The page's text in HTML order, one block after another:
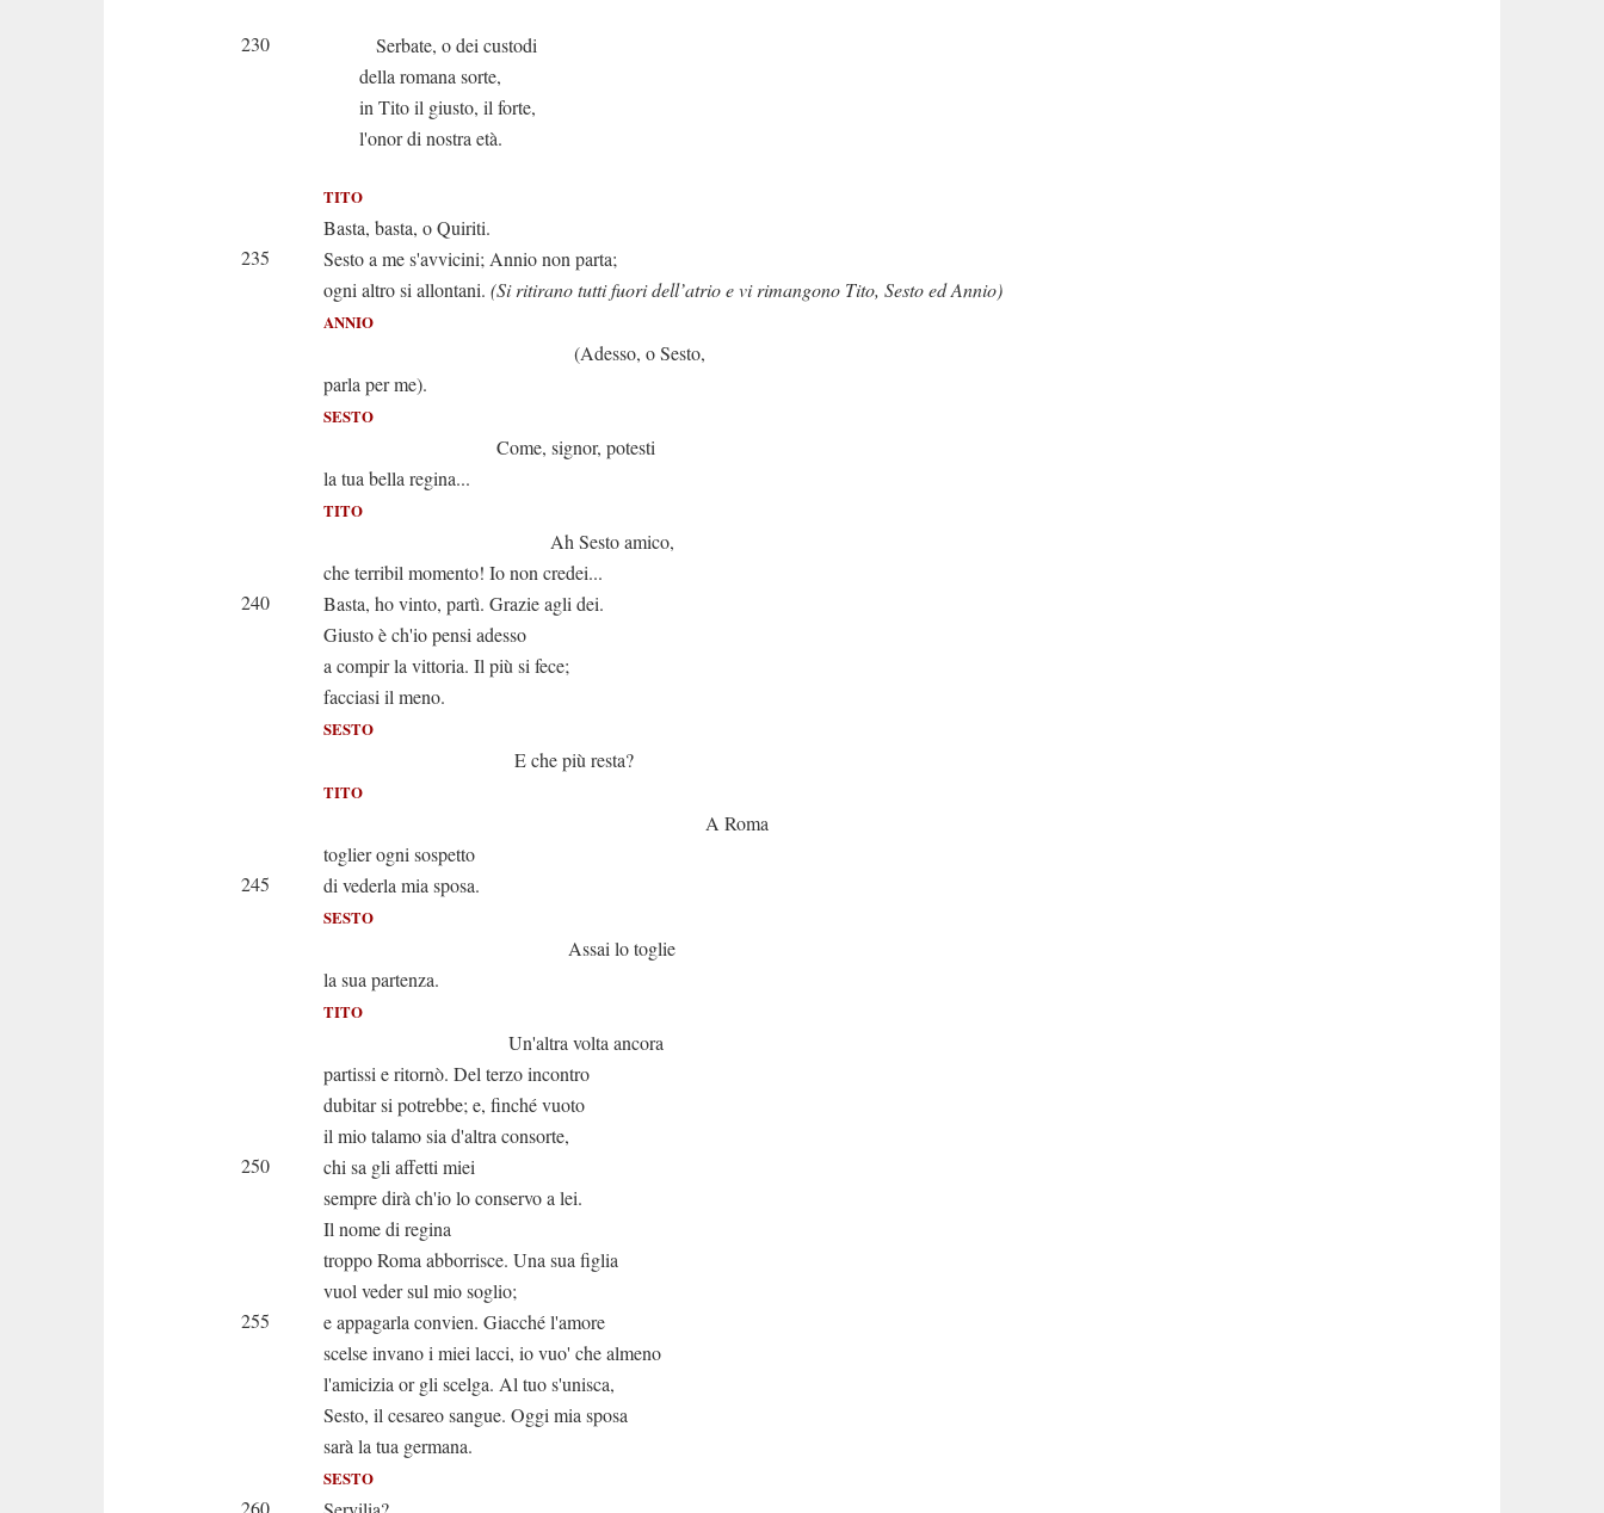
230
Serbate, o dei custodi
della romana sorte,
in Tito il giusto, il forte,
l'onor di nostra età.
TITO
Basta, basta, o Quiriti.
235
Sesto a me s'avvicini; Annio non parta;
ogni altro si allontani. (Si ritirano tutti fuori dell’atrio e vi rimangono Tito, Sesto ed Annio)
ANNIO
(Adesso, o Sesto,
parla per me).
SESTO
Come, signor, potesti
la tua bella regina...
TITO
Ah Sesto amico,
che terribil momento! Io non credei...
240
Basta, ho vinto, partì. Grazie agli dei.
Giusto è ch'io pensi adesso
a compir la vittoria. Il più si fece;
facciasi il meno.
SESTO
E che più resta?
TITO
A Roma
toglier ogni sospetto
245
di vederla mia sposa.
SESTO
Assai lo toglie
la sua partenza.
TITO
Un'altra volta ancora
partissi e ritornò. Del terzo incontro
dubitar si potrebbe; e, finché vuoto
il mio talamo sia d'altra consorte,
250
chi sa gli affetti miei
sempre dirà ch'io lo conservo a lei.
Il nome di regina
troppo Roma abborrisce. Una sua figlia
vuol veder sul mio soglio;
255
e appagarla convien. Giacché l'amore
scelse invano i miei lacci, io vuo' che almeno
l'amicizia or gli scelga. Al tuo s'unisca,
Sesto, il cesareo sangue. Oggi mia sposa
sarà la tua germana.
SESTO
260